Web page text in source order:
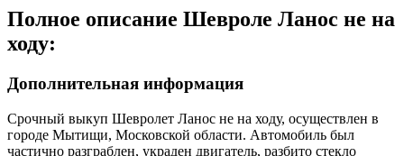
Полное описание Шевроле Ланос не на
ходу:
Дополнительная информация
Срочный выкуп Шевролет Ланос не на ходу, осуществлен в
городе Мытищи, Московской области. Автомобиль был
частично разграблен, украден двигатель, разбито стекло